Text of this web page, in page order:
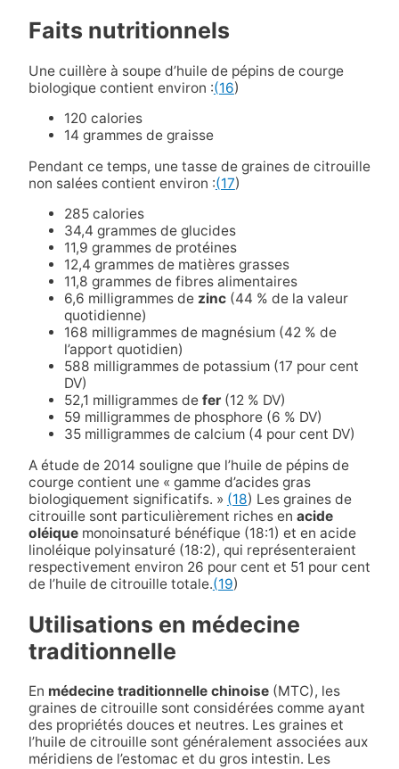
Faits nutritionnels
Une cuillère à soupe d’huile de pépins de courge
biologique contient environ :(16)
120 calories
14 grammes de graisse
Pendant ce temps, une tasse de graines de citrouille
non salées contient environ :(17)
285 calories
34,4 grammes de glucides
11,9 grammes de protéines
12,4 grammes de matières grasses
11,8 grammes de fibres alimentaires
6,6 milligrammes de zinc(44 % de la valeur
quotidienne)
168 milligrammes de magnésium (42 % de
l’apport quotidien)
588 milligrammes de potassium (17 pour cent
DV)
52,1 milligrammes de fer(12 % DV)
59 milligrammes de phosphore (6 % DV)
35 milligrammes de calcium (4 pour cent DV)
A étude de 2014 souligne que l’huile de pépins de
courge contient une « gamme d’acides gras
biologiquement significatifs. » (18) Les graines de
citrouille sont particulièrement riches en acide
oléiquemonoinsaturé bénéfique (18:1) et en acide
linoléique polyinsaturé (18:2), qui représenteraient
respectivement environ 26 pour cent et 51 pour cent
de l’huile de citrouille totale.(19)
Utilisations en médecine
traditionnelle
En médecine traditionnelle chinoise(MTC), les
graines de citrouille sont considérées comme ayant
des propriétés douces et neutres. Les graines et
l’huile de citrouille sont généralement associées aux
méridiens de l’estomac et du gros intestin. Les